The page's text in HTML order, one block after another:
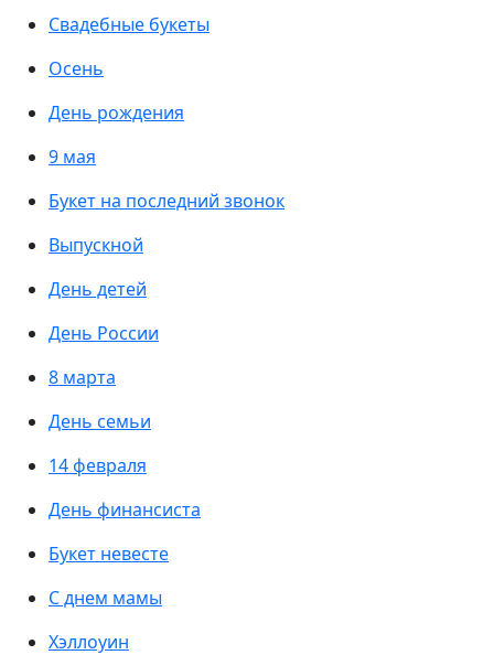
Свадебные букеты
Осень
День рождения
9 мая
Букет на последний звонок
Выпускной
День детей
День России
8 марта
День семьи
14 февраля
День финансиста
Букет невесте
С днем мамы
Хэллоуин